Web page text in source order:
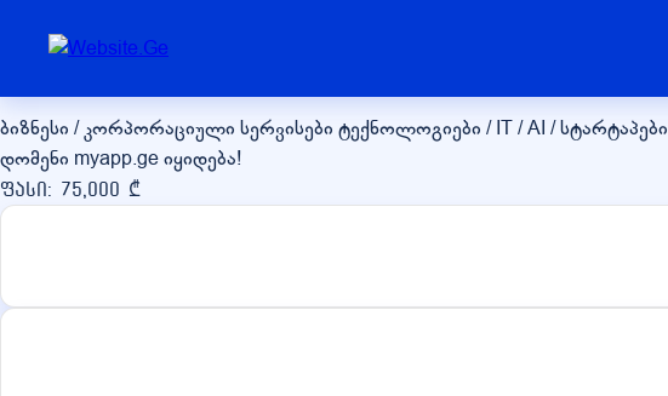
myapp.ge
ბიზნესი / კორპორაციული სერვისები ტექნოლოგიები / IT / AI / სტარტაპები
დომენი myapp.ge იყიდება!
ფასი: 75,000 ₾